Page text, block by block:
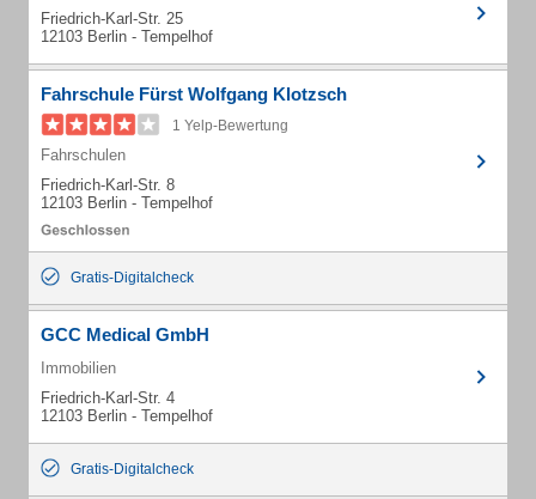
Friedrich-Karl-Str. 25
12103 Berlin - Tempelhof
Fahrschule Fürst Wolfgang Klotzsch
1 Yelp-Bewertung
Fahrschulen
Friedrich-Karl-Str. 8
12103 Berlin - Tempelhof
Gratis-Digitalcheck
GCC Medical GmbH
Immobilien
Friedrich-Karl-Str. 4
12103 Berlin - Tempelhof
Gratis-Digitalcheck